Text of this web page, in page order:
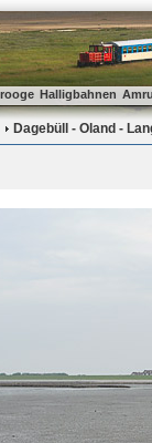
Halligbahnen
Dagebüll - Oland -